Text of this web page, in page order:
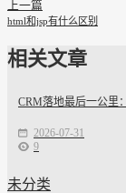
上一篇
html和jsp有什么区别
相关文章
CRM落地最后一公里
2026-07-31
9
未分类